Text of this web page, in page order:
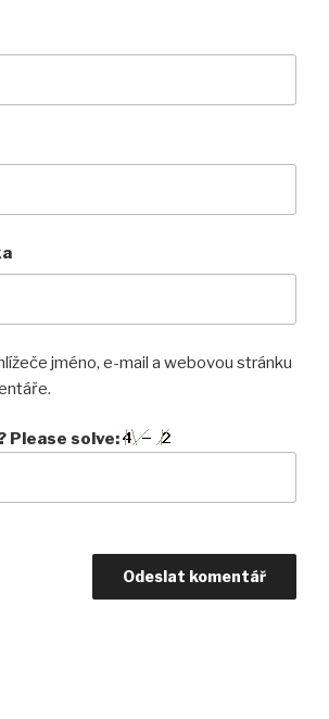
jméno, e-mail a webovou stránku
Please solve: